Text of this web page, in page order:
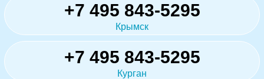
+7 495 843-5295
Крымск
+7 495 843-5295
Курган